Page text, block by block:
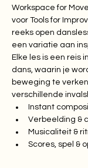
Workspace for
voor Tools for
reeks open
een variatie aan
Elke les is een reis
dans, waarin je
beweging te
verschillende
Instant
Verbeelding &
Musicaliteit &
Scores, spel &